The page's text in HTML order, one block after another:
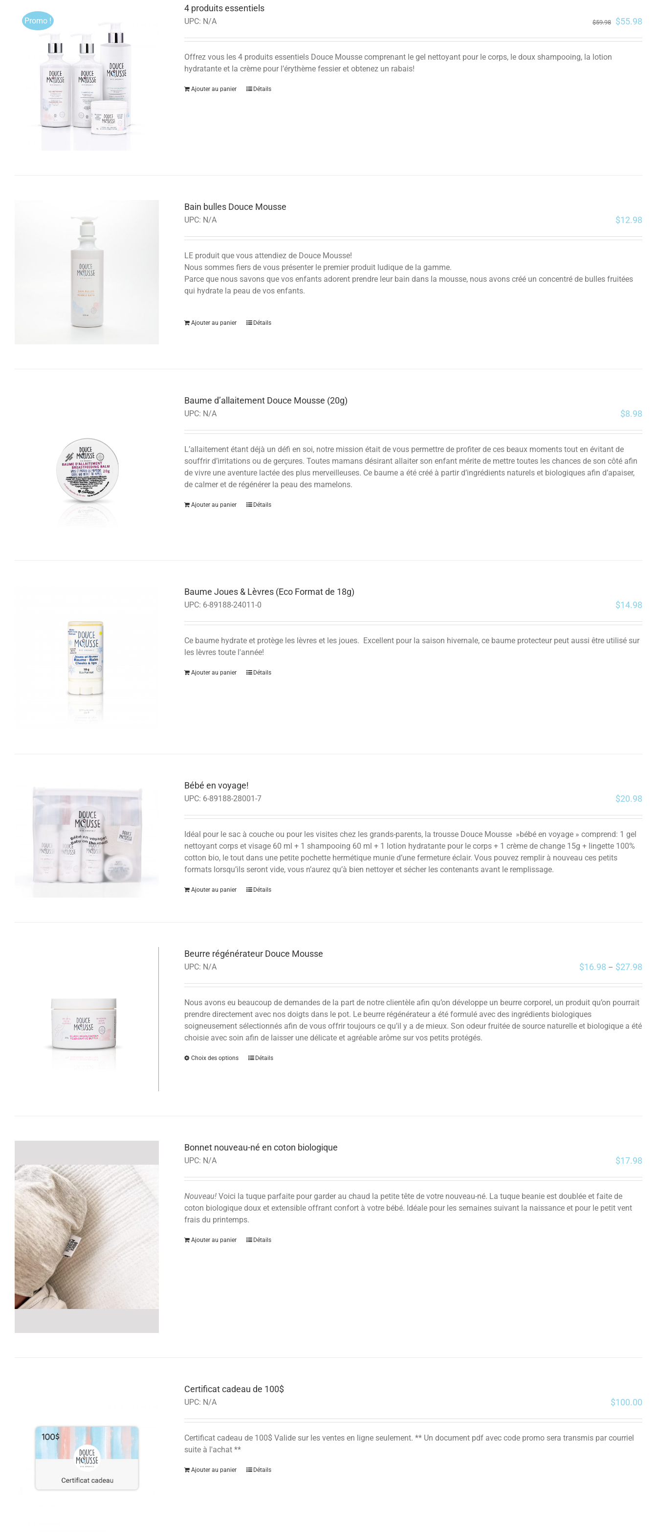
Promo !
4 produits essentiels
UPC: N/A $59.98 $55.98
Offrez vous les 4 produits essentiels Douce Mousse comprenant le gel nettoyant pour le corps, le doux shampooing, la lotion
hydratante et la crème pour l’érythème fessier et obtenez un rabais!
Ajouter au panier Détails
Bain bulles Douce Mousse
UPC: N/A $12.98
LE produit que vous attendiez de Douce Mousse!
Nous sommes fiers de vous présenter le premier produit ludique de la gamme.
Parce que nous savons que vos enfants adorent prendre leur bain dans la mousse, nous avons créé un concentré de bulles fruitées
qui hydrate la peau de vos enfants.
Ajouter au panier Détails
Baume d’allaitement Douce Mousse (20g)
UPC: N/A $8.98
L’allaitement étant déjà un défi en soi, notre mission était de vous permettre de profiter de ces beaux moments tout en évitant de
souffrir d’irritations ou de gerçures. Toutes mamans désirant allaiter son enfant mérite de mettre toutes les chances de son côté afin
de vivre une aventure lactée des plus merveilleuses. Ce baume a été créé à partir d’ingrédients naturels et biologiques afin d’apaiser,
de calmer et de régénérer la peau des mamelons.
Ajouter au panier Détails
Baume Joues & Lèvres (Eco Format de 18g)
UPC: 6-89188-24011-0 $14.98
Ce baume hydrate et protège les lèvres et les joues. Excellent pour la saison hivernale, ce baume protecteur peut aussi être utilisé sur
les lèvres toute l'année!
Ajouter au panier Détails
Bébé en voyage!
UPC: 6-89188-28001-7 $20.98
Idéal pour le sac à couche ou pour les visites chez les grands-parents, la trousse Douce Mousse »bébé en voyage » comprend: 1 gel
nettoyant corps et visage 60 ml + 1 shampooing 60 ml + 1 lotion hydratante pour le corps + 1 crème de change 15g + lingette 100%
cotton bio, le tout dans une petite pochette hermétique munie d’une fermeture éclair. Vous pouvez remplir à nouveau ces petits
formats lorsqu’ils seront vide, vous n’aurez qu’à bien nettoyer et sécher les contenants avant le remplissage.
Ajouter au panier Détails
Beurre régénérateur Douce Mousse
UPC: N/A $16.98 – $27.98
Nous avons eu beaucoup de demandes de la part de notre clientèle afin qu’on développe un beurre corporel, un produit qu’on pourrait
prendre directement avec nos doigts dans le pot. Le beurre régénérateur a été formulé avec des ingrédients biologiques
soigneusement sélectionnés afin de vous offrir toujours ce qu’il y a de mieux. Son odeur fruitée de source naturelle et biologique a été
choisie avec soin afin de laisser une délicate et agréable arôme sur vos petits protégés.
Choix des options Détails
Bonnet nouveau-né en coton biologique
UPC: N/A $17.98
Nouveau!Voici la tuque parfaite pour garder au chaud la petite tête de votre nouveau-né. La tuque beanie est doublée et faite de
coton biologique doux et extensible offrant confort à votre bébé. Idéale pour les semaines suivant la naissance et pour le petit vent
frais du printemps.
Ajouter au panier Détails
Certificat cadeau de 100$
UPC: N/A $100.00
Certificat cadeau de 100$ Valide sur les ventes en ligne seulement. ** Un document pdf avec code promo sera transmis par courriel
suite à l'achat **
Ajouter au panier Détails